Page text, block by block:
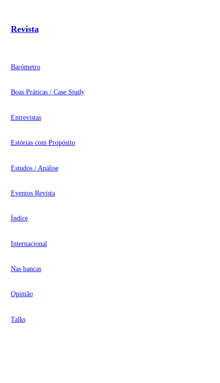
Revista
Barómetro
Boas Práticas / Case Study
Entrevistas
Estórias com Propósito
Estudos / Análise
Eventos Revista
Índice
Internacional
Nas bancas
Opinião
Talks